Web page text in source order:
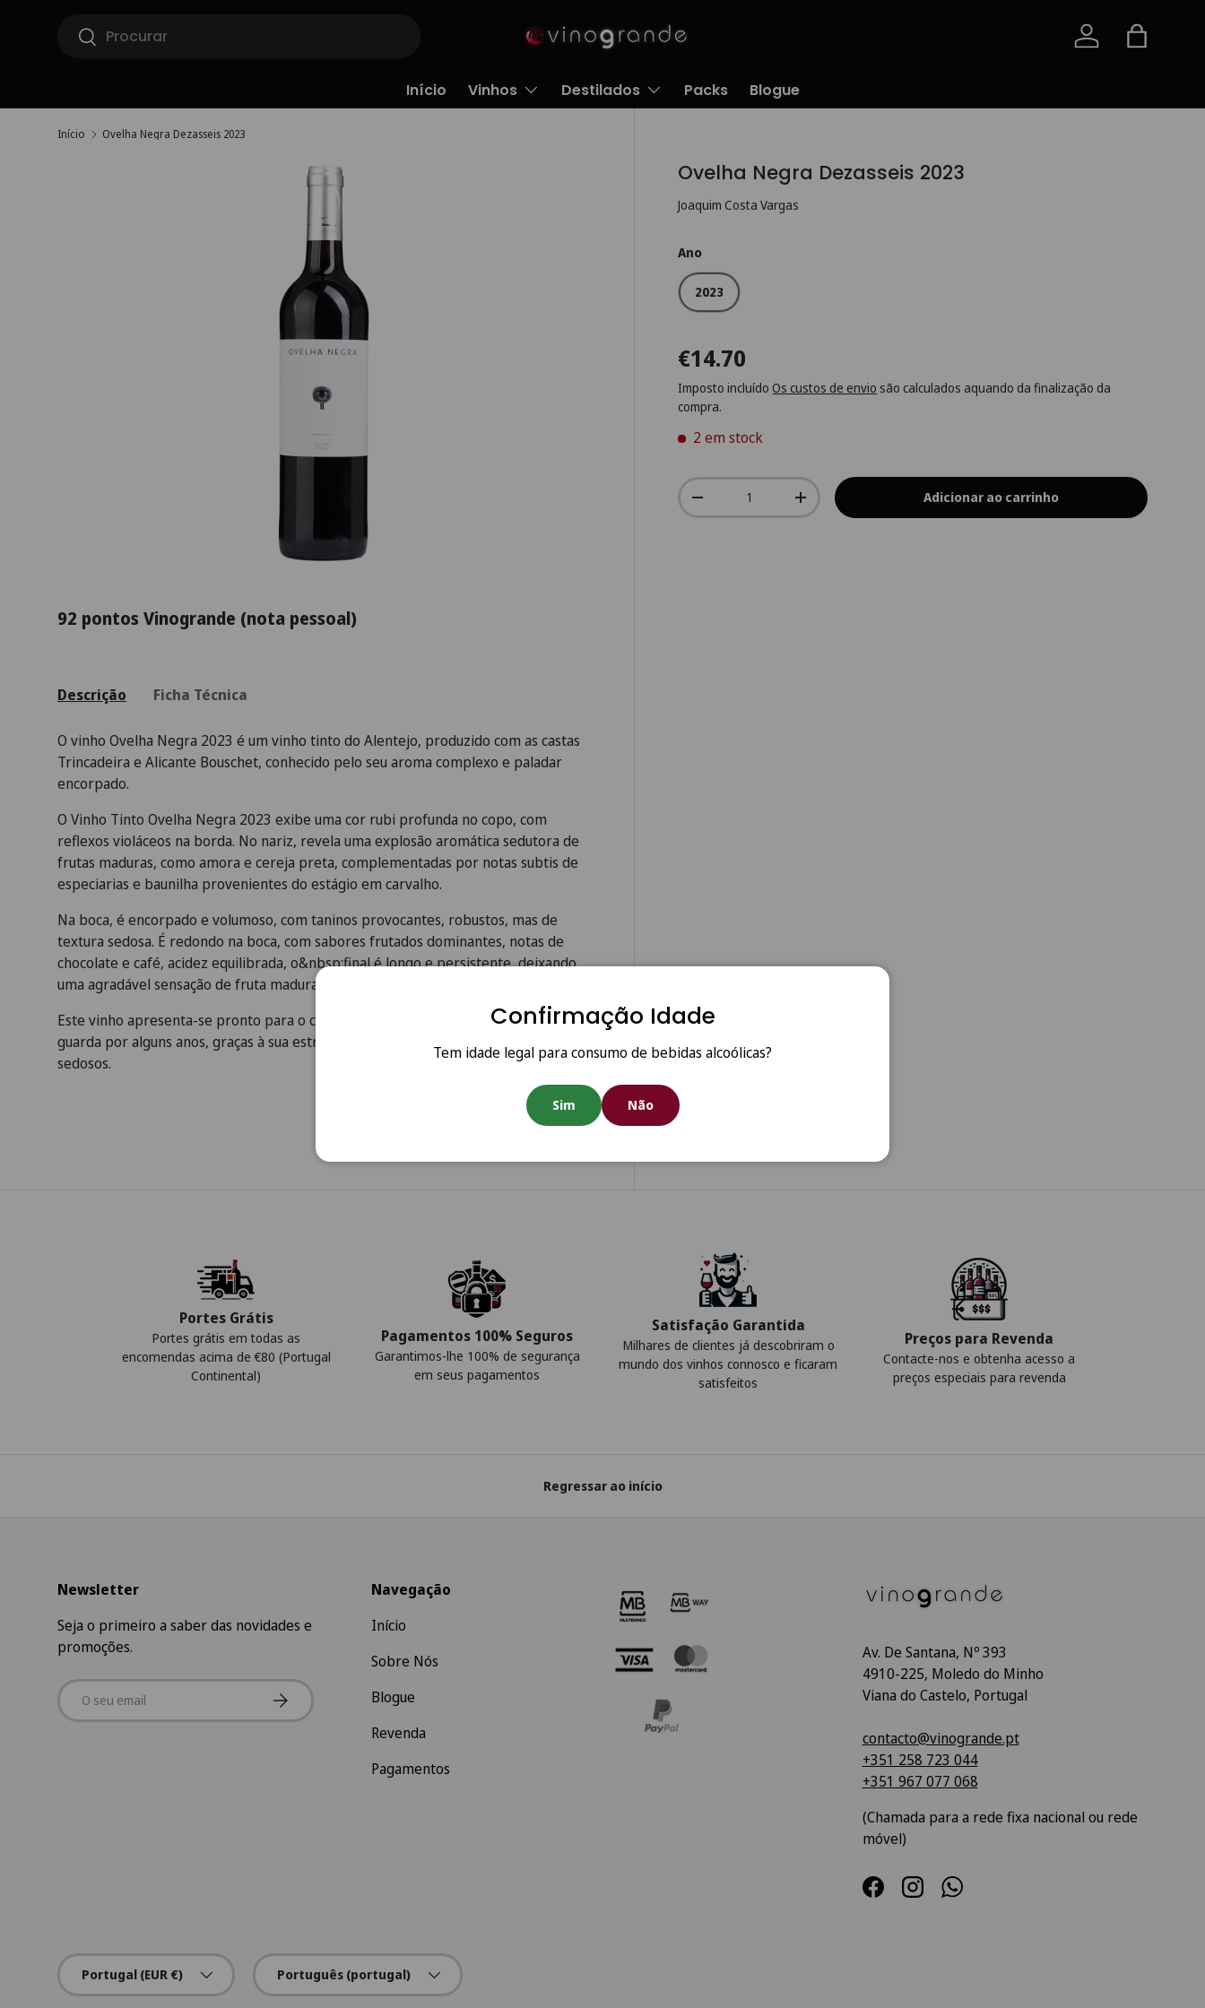
Ir para o conteúdo
Pesquisar
Pesquisar Iniciar sessão
Saco
Início Vinhos Destilados Packs Blogue
Início Ovelha Negra Dezasseis 2023
Ovelha Negra Dezasseis 2023
Joaquim Costa Vargas
Ano
2023
€14.70
Imposto incluído Os custos de envio são calculados aquando da finalização da
compra.
2 em stock
Qtd.
-
+ Adicionar ao carrinho
92 pontos Vinogrande (nota pessoal)
Descrição Ficha Técnica
O vinho Ovelha Negra 2023 é um vinho tinto do Alentejo, produzido com as castas
Trincadeira e Alicante Bouschet, conhecido pelo seu aroma complexo e paladar
encorpado.
O Vinho Tinto Ovelha Negra 2023 exibe uma cor rubi profunda no copo, com
reflexos violáceos na borda. No nariz, revela uma explosão aromática sedutora de
frutas maduras, como amora e cereja preta, complementadas por notas subtis de
especiarias e baunilha provenientes do estágio em carvalho.
Na boca, é encorpado e volumoso, com taninos provocantes, robustos, mas de
textura sedosa. É redondo na boca, com sabores frutados dominantes, notas de
chocolate e café, acidez equilibrada, o&nbsp;final é longo e persistente, deixando
uma agradável sensação de fruta madura e especiarias.
Este vinho apresenta-se pronto para o consumo, mas também tem potencial de
guarda por alguns anos, graças à sua estrutura bem delineada e aos taninos
sedosos.
Confirmação Idade
Tem idade legal para consumo de bebidas alcoólicas?
Sim Não
Portes Grátis
Portes grátis em todas as
encomendas acima de €80 (Portugal
Continental)
Pagamentos 100% Seguros
Garantimos-lhe 100% de segurança
em seus pagamentos
Satisfação Garantida
Milhares de clientes já descobriram o
mundo dos vinhos connosco e ficaram
satisfeitos
Preços para Revenda
Contacte-nos e obtenha acesso a
preços especiais para revenda
Regressar ao início
Newsletter
Seja o primeiro a saber das novidades e
promoções.
Email Subscrever
Navegação
Início
Sobre Nós
Blogue
Revenda
Pagamentos
Av. De Santana, Nº 393
4910-225, Moledo do Minho
Viana do Castelo, Portugal
contacto@vinogrande.pt
+351 258 723 044
+351 967 077 068
(Chamada para a rede fixa nacional ou rede
móvel)
FacebookInstagramWhatsApp
País/Região
Portugal (EUR €)
Idioma
Português (portugal)